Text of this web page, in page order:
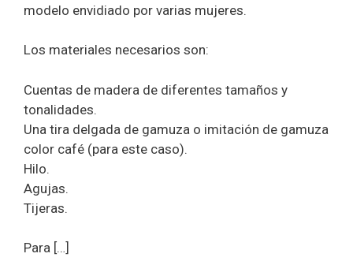
modelo envidiado por varias mujeres.
Los materiales necesarios son:
Cuentas de madera de diferentes tamaños y
tonalidades.
Una tira delgada de gamuza o imitación de gamuza
color café (para este caso).
Hilo.
Agujas.
Tijeras.
Para […]